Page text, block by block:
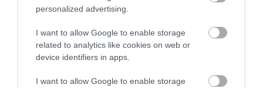
personalized advertising.
I want to allow Google to enable storage
related to analytics like cookies on web or
device identifiers in apps.
I want to allow Google to enable storage